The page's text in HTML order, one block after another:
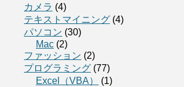
カメラ (4)
テキストマイニング (4)
パソコン (30)
Mac (2)
ファッション (2)
プログラミング (77)
Excel（VBA）
(1)